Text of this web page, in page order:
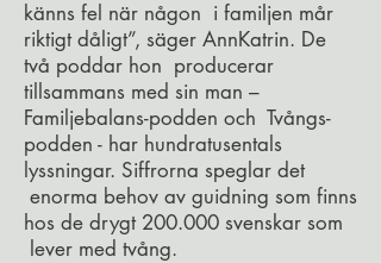
känns fel när någon i familjen mår
riktigt dåligt”, säger AnnKatrin. De
två poddar hon producerar
tillsammans med sin man –
Familjebalans-podden och Tvångs-
podden - har hundratusentals
lyssningar. Siffrorna speglar det
enorma behov av guidning som finns
hos de drygt 200.000 svenskar som
lever med tvång.